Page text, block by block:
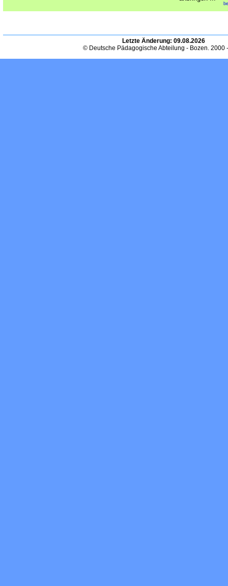
Letzte Änderung: 09.08.2026
© Deutsche Pädagogische Abteilung - Bozen. 2000